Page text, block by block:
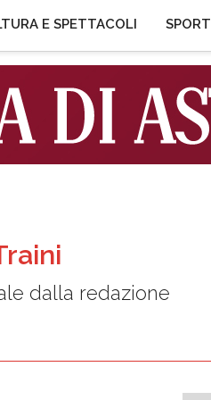
E SPETTACOLI SPORT
dalla redazione